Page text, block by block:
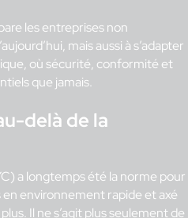
les entreprises non
mais aussi à s’adapter
où sécurité, conformité et
que jamais.
delà de la
a longtemps été la norme pour
environnement rapide et axé
Il ne s’agit plus seulement de